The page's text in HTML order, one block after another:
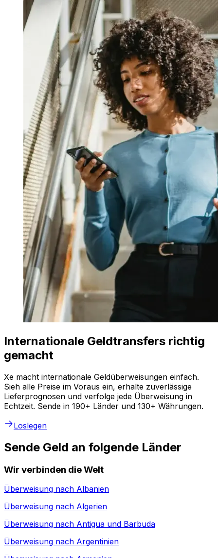
Internationale Geldtransfers richtig
gemacht
Xe macht internationale Geldüberweisungen einfach.
Sieh alle Preise im Voraus ein, erhalte zuverlässige
Lieferprognosen und verfolge jede Überweisung in
Echtzeit. Sende in 190+ Länder und 130+ Währungen.
Loslegen
Sende Geld an folgende Länder
Wir verbinden die Welt
Überweisung nach Albanien
Überweisung nach Algerien
Überweisung nach Antigua und Barbuda
Überweisung nach Argentinien